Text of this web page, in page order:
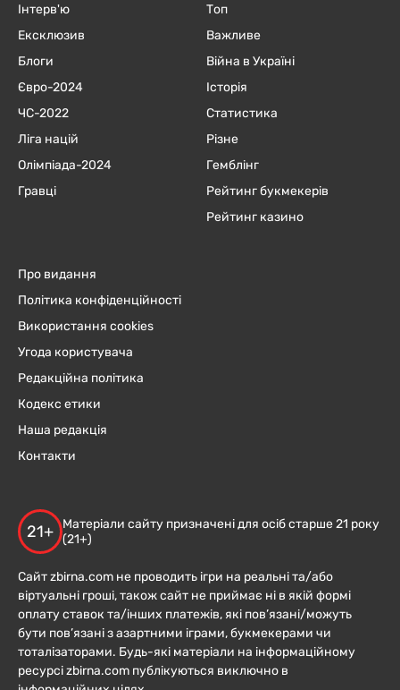
Інтерв'ю
Ексклюзив
Блоги
Євро-2024
ЧC-2022
Ліга націй
Олімпіада-2024
Гравці
Топ
Важливе
Війна в Україні
Історія
Статистика
Різне
Гемблінг
Рейтинг букмекерів
Рейтинг казино
Про видання
Політика конфіденційності
Використання cookies
Угода користувача
Редакційна політика
Кодекс етики
Наша редакція
Контакти
21+
Матеріали сайту призначені для осіб старше 21 року
(21+)
Сайт zbirna.com не проводить ігри на реальні та/або
віртуальні гроші, також сайт не приймає ні в якій формі
оплату ставок та/інших платежів, які пов’язані/можуть
бути пов’язані з азартними іграми, букмекерами чи
тоталізаторами. Будь-які матеріали на інформаційному
ресурсі zbirna.com публікуються виключно в